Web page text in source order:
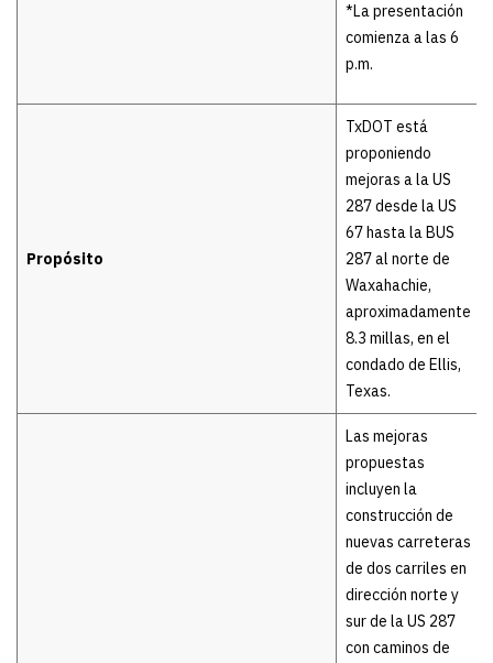
*La presentación
comienza a las 6
p.m.
Propósito
TxDOT está
proponiendo
mejoras a la US
287 desde la US
67 hasta la BUS
287 al norte de
Waxahachie,
aproximadamente
8.3 millas, en el
condado de Ellis,
Texas.
Las mejoras
propuestas
incluyen la
construcción de
nuevas carreteras
de dos carriles en
dirección norte y
sur de la US 287
con caminos de